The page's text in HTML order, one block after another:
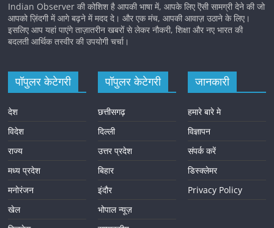
Indian Observer की कोशिश है आपकी भाषा में, आपके लिए ऎसी सामग्री देने की जो
आपको ज़िंदगी में आगे बढ़ने में मदद दे। और एक मंच, आपकी आवाज़ उठाने के लिए।
इसलिए आप यहां पाएंगे ताज़ातरीन खबरों से लेकर नौकरी, शिक्षा और नए भारत की
बदलती आर्थिक तस्वीर की उपयोगी चर्चा।
पॉपुलर केटेगरी
देश
विदेश
राज्य
मध्य प्रदेश
मनोरंजन
खेल
पॉपुलर केटेगरी
छत्तीसगढ़
दिल्ली
उत्तर प्रदेश
बिहार
इंदौर
भोपाल न्यूज़
जानकारी
हमारे बारे मे
विज्ञापन
संपर्क करें
डिस्क्लेमर
Privacy Policy